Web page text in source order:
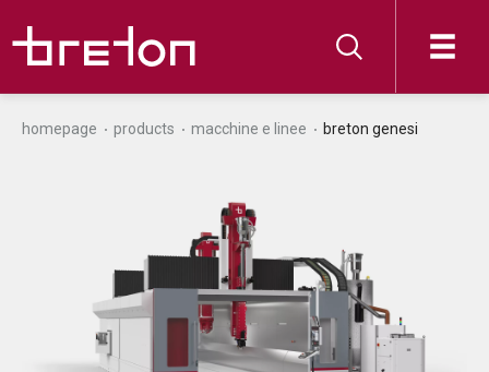
homepage products macchine e linee breton genesi